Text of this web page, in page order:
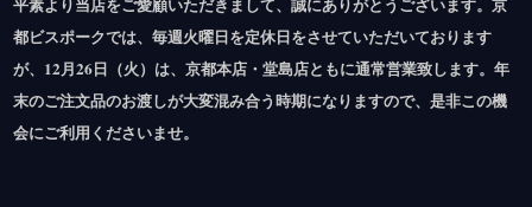
都ビスポークでは、毎週火曜日を定休日をさせていただいております
が、12月26日（火）は、京都本店・堂島店ともに通常営業致します。年
末のご注文品のお渡しが大変混み合う時期になりますので、是非この機
会にご利用くださいませ。